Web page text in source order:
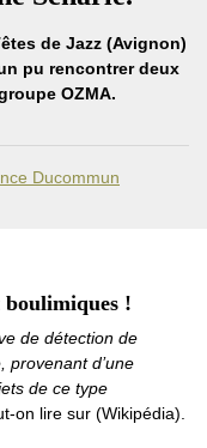
de Jazz (Avignon)
pu rencontrer deux
OZMA.
Ducommun
boulimiques !
de détection de
provenant d’une
de ce type
on lire sur (Wikipédia).